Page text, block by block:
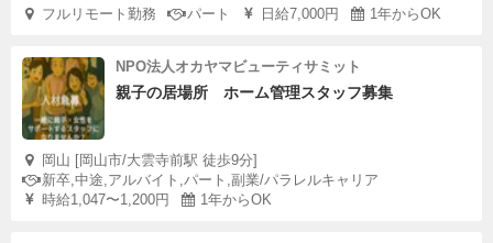
フルリモート勤務 パート 日給7,000円 1年からOK
NPO法人オカヤマビューティサミット
親子の居場所 ホーム管理スタッフ募集
岡山 [岡山市/大雲寺前駅 徒歩9分]
新卒,中途,アルバイト,パート,副業/パラレルキャリア
時給1,047〜1,200円
1年からOK